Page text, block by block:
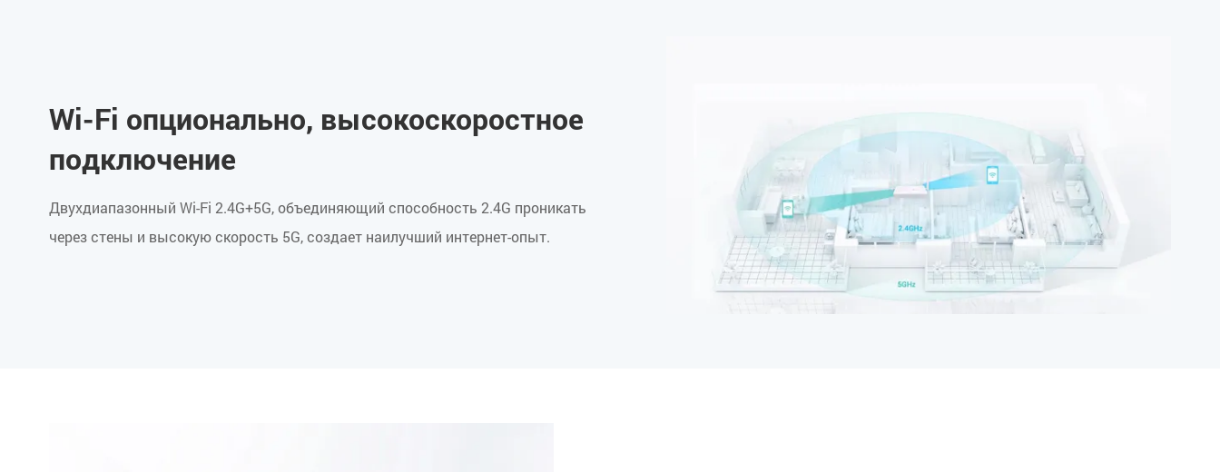
Wi-Fi опционально, высокоскоростное
подключение
Двухдиапазонный Wi-Fi 2.4G+5G, объединяющий способность 2.4G проникать
через стены и высокую скорость 5G, создает наилучший интернет-опыт.